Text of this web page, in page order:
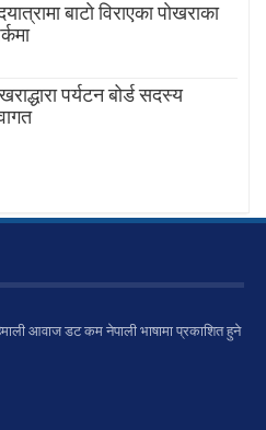
बाटाे विराएका पाेखराका
पर्यटन बोर्ड सदस्य
आवाज डट कम नेपाली भाषामा प्रकाशित हुने